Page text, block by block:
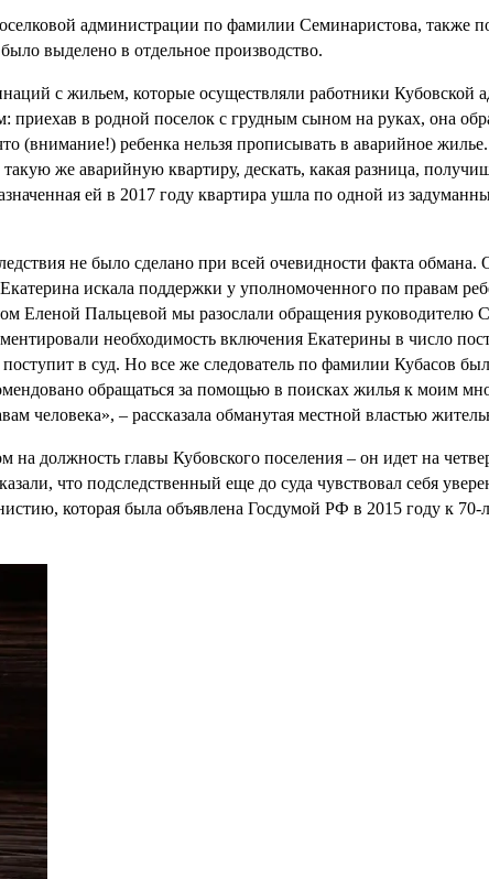
администрации по фамилии Семинаристова, также
выделено в отдельное производство.
с жильем, которые осуществляли работники Кубовской
в родной поселок с грудным сыном на руках, она
(внимание!) ребенка нельзя прописывать в аварийное
же аварийную квартиру, дескать, какая разница,
ей в 2017 году квартира ушла по одной из
не было сделано при всей очевидности факта
искала поддержки у уполномоченного по правам
Еленой Пальцевой мы разослали обращения
необходимость включения Екатерины в число
в суд. Но все же следователь по фамилии Кубасов
обращаться за помощью в поисках жилья к моим
человека», – рассказала обманутая местной властью
должность главы Кубовского поселения – он идет на
что подследственный еще до суда чувствовал себя
которая была объявлена Госдумой РФ в 2015 году к